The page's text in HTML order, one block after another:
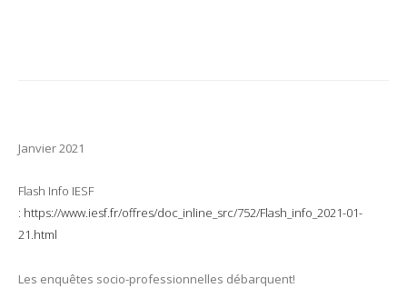
Janvier 2021
Flash Info IESF
: https://www.iesf.fr/offres/doc_inline_src/752/Flash_info_2021-01-
21.html
Les enquêtes socio-professionnelles débarquent!